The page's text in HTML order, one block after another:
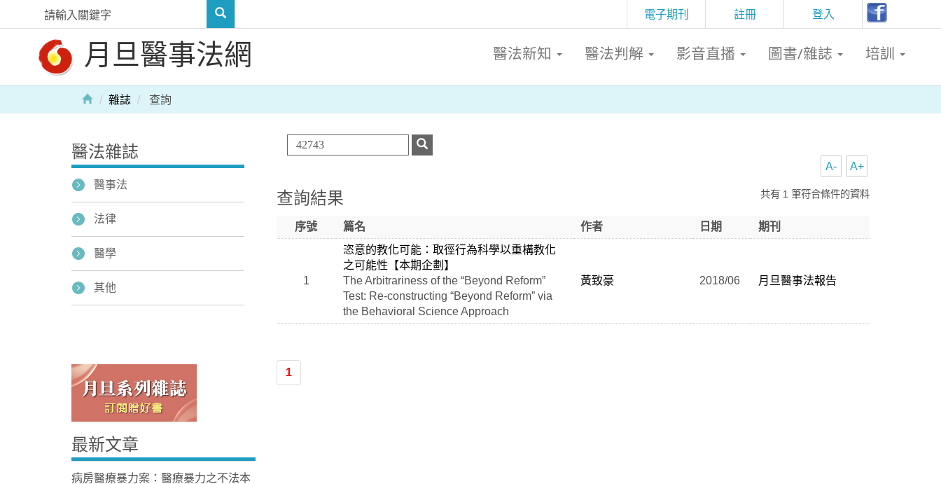
註冊 登入
電子期刊
月旦醫事法網 醫法新知 醫法判解 影音直播 圖書/雜誌 培訓
Home
雜誌 查詢
A+
A-
查詢結果 共有 1 筆符合條件的資料
序號 篇名 作者 日期 期刊
1
恣意的教化可能：取徑行為科學以重構教化
之可能性【本期企劃】
The Arbitrariness of the “Beyond Reform”
Test: Re-constructing “Beyond Reform” via
the Behavioral Science Approach
黃致豪 2018/06 月旦醫事法報告
1
醫法雜誌
醫事法
法律
醫學
其他
最新文章
病房醫療暴力案：醫療暴力之不法本